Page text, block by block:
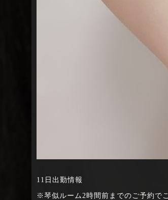
11日出勤情報
※琴似ルーム2時間前までのご予約で